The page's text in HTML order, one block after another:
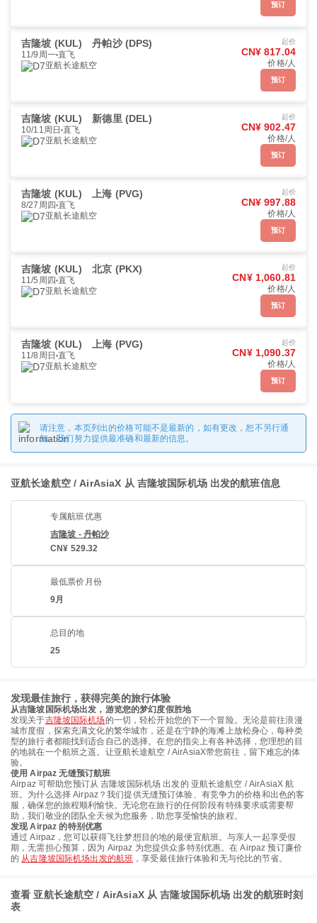
预订
吉隆坡 (KUL) 丹帕沙 (DPS)
11/9周一 直飞
亚航长途航空
起价
CN¥ 817.04
价格/人
预订
吉隆坡 (KUL) 新德里 (DEL)
10/11周日 直飞
亚航长途航空
起价
CN¥ 902.47
价格/人
预订
吉隆坡 (KUL) 上海 (PVG)
8/27周四 直飞
亚航长途航空
起价
CN¥ 997.88
价格/人
预订
吉隆坡 (KUL) 北京 (PKX)
11/5周四 直飞
亚航长途航空
起价
CN¥ 1,060.81
价格/人
预订
吉隆坡 (KUL) 上海 (PVG)
11/8周日 直飞
亚航长途航空
起价
CN¥ 1,090.37
价格/人
预订
请注意，本页列出的价格可能不是最新的，如有更改，恕不另行通
知。我们努力提供最准确和最新的信息。
亚航长途航空 / AirAsiaX 从 吉隆坡国际机场 出发的航班信息
专属航班优惠
吉隆坡 - 丹帕沙
CN¥ 529.32
最低票价月份
9月
总目的地
25
发现最佳旅行，获得完美的旅行体验
从吉隆坡国际机场出发，游览您的梦幻度假胜地
发现关于吉隆坡国际机场的一切，轻松开始您的下一个冒险。无论是前往浪漫
城市度假，探索充满文化的繁华城市，还是在宁静的海滩上放松身心，每种类
型的旅行者都能找到适合自己的选择。在您的指尖上有各种选择，您理想的目
的地就在一个航班之遥。让亚航长途航空 / AirAsiaX带您前往，留下难忘的体
验。
使用 Airpaz 无缝预订航班
Airpaz 可帮助您预订从 吉隆坡国际机场 出发的 亚航长途航空 / AirAsiaX 航
班。为什么选择 Airpaz？我们提供无缝预订体验、有竞争力的价格和出色的客
服，确保您的旅程顺利愉快。无论您在旅行的任何阶段有特殊要求或需要帮
助，我们敬业的团队全天候为您服务，助您享受愉快的旅程。
发现 Airpaz 的特别优惠
通过 Airpaz，您可以获得飞往梦想目的地的最便宜航班。与亲人一起享受假
期，无需担心预算，因为 Airpaz 为您提供众多特别优惠。在 Airpaz 预订廉价
的 从吉隆坡国际机场出发的航班 ，享受最佳旅行体验和无与伦比的节省。
查看 亚航长途航空 / AirAsiaX 从 吉隆坡国际机场 出发的航班时刻
表